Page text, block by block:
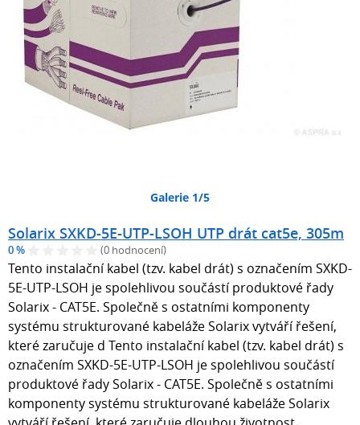
Galerie 1/5
Solarix SXKD-5E-UTP-LSOH UTP drát cat5e, 305m
0 % (0 hodnocení)
Tento instalační kabel (tzv. kabel drát) s označením SXKD-
5E-UTP-LSOH je spolehlivou součástí produktové řady
Solarix - CAT5E. Společně s ostatními komponenty
systému strukturované kabeláže Solarix vytváří řešení,
které zaručuje d Tento instalační kabel (tzv. kabel drát) s
označením SXKD-5E-UTP-LSOH je spolehlivou součástí
produktové řady Solarix - CAT5E. Společně s ostatními
komponenty systému strukturované kabeláže Solarix